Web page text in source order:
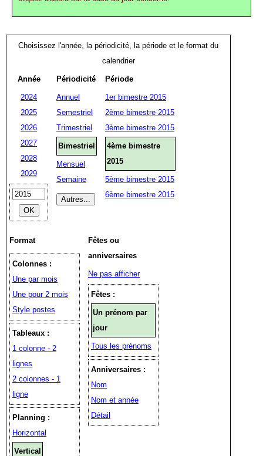
Choisissez l'année, la périodicité, la période et le format du
calendrier
Année
2024
2025
2026
2027
2028
2029
Périodicité
Annuel
Semestriel
Trimestriel
Bimestriel
Mensuel
Semaine
Période
1er bimestre 2015
2ème bimestre 2015
3ème bimestre 2015
4ème bimestre
2015
5ème bimestre 2015
6ème bimestre 2015
Format
Colonnes :
Une par mois
Une pour 2 mois
Style postes
Tableaux :
1 colonne - 2
lignes
2 colonnes - 1
ligne
Planning :
Horizontal
Vertical
Fêtes ou
anniversaires
Ne pas afficher
Fêtes :
Un prénom par
jour
Tous les prénoms
Anniversaires :
Nom
Nom et année
Détail